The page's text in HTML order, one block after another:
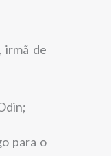
irmã de
para o